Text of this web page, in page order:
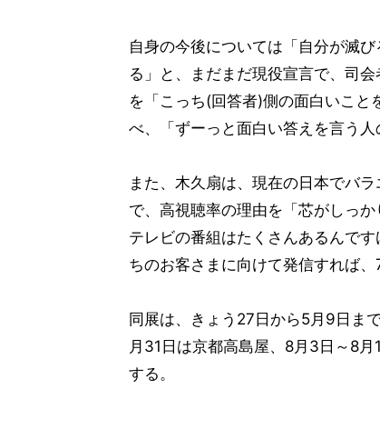
自身の今後については「自分が滅
る」と、まだまだ現役宣言で、司
を「こっち(回答者)側の面白いこと
べ、「ずーっと面白い答えを言う人
また、木久扇は、現在の日本でバ
で、高視聴率の理由を「芯がしっ
テレビの番組はたくさんあるんで
ちのお客さまに向けて発信すれば
同展は、きょう27日から5月9日ま
月31日は京都高島屋、8月3日～8
する。